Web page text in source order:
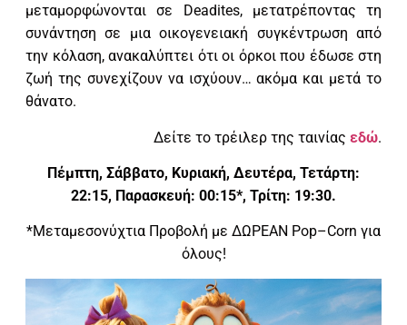
μεταμορφώνονται σε Deadites, μετατρέποντας τη
συνάντηση σε μια οικογενειακή συγκέντρωση από
την κόλαση, ανακαλύπτει ότι οι όρκοι που έδωσε στη
ζωή της συνεχίζουν να ισχύουν… ακόμα και μετά το
θάνατο.
Δείτε το τρέιλερ της ταινίας εδώ.
Πέμπτη, Σάββατο, Κυριακή, Δευτέρα, Τετάρτη:
22:15, Παρασκευή: 00:15*, Τρίτη: 19:30.
*Μεταμεσονύχτια Προβολή με ΔΩΡΕΑΝ Pop–Corn για
όλους!